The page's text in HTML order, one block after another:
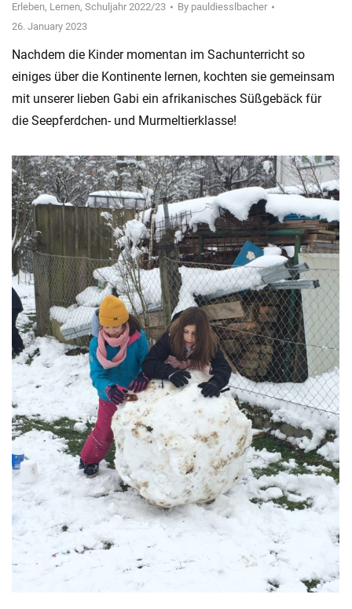
Erleben, Lernen, Schuljahr 2022/23 By pauldiesslbacher
26. January 2023
Nachdem die Kinder momentan im Sachunterricht so
einiges über die Kontinente lernen, kochten sie gemeinsam
mit unserer lieben Gabi ein afrikanisches Süßgebäck für
die Seepferdchen- und Murmeltierklasse!